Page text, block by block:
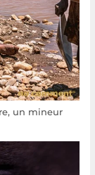
un mineur